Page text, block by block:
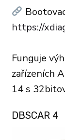
https://
Funguje
zařízeních
14 s
DBSCAR 4